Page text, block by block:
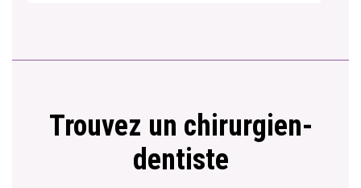
Trouvez un chirurgien-
dentiste